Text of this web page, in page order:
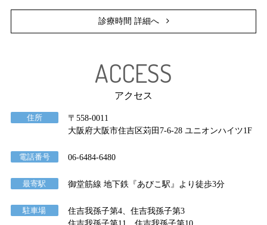
診療時間 詳細へ
ACCESS
アクセス
住所
〒558-0011
大阪府大阪市住吉区苅田7-6-28 ユニオンハイツ1F
電話番号 06-6484-6480
最寄駅 御堂筋線 地下鉄『あびこ駅』より徒歩3分
駐車場
住吉我孫子第4、住吉我孫子第3